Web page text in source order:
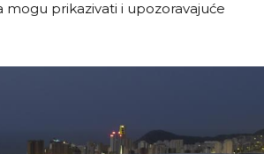
prikazivati i upozoravajuće